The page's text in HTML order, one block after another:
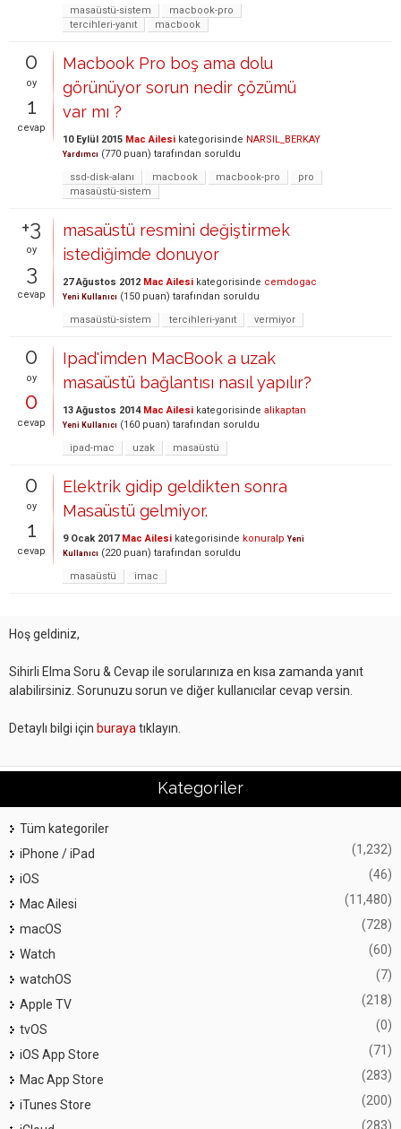
masaüstü-sistem
macbook-pro
tercihleri-yanıt
macbook
0
oy
1
cevap
Macbook Pro boş ama dolu
görünüyor sorun nedir çözümü
var mı ?
10 Eylül 2015 Mac Ailesi kategorisinde NARSIL_BERKAY
Yardımcı (770 puan) tarafından soruldu
ssd-disk-alanı
macbook macbook-pro
pro
masaüstü-sistem
+3
oy
3
cevap
masaüstü resmini değiştirmek
istediğimde donuyor
27 Ağustos 2012 Mac Ailesi kategorisinde cemdogac
Yeni Kullanıcı (150 puan) tarafından soruldu
masaüstü-sistem
tercihleri-yanıt vermiyor
0
oy
0
cevap
Ipad'imden MacBook a uzak
masaüstü bağlantısı nasıl yapılır?
13 Ağustos 2014 Mac Ailesi kategorisinde alikaptan
Yeni Kullanıcı (160 puan) tarafından soruldu
ipad-mac
uzak masaüstü
0
oy
1
cevap
Elektrik gidip geldikten sonra
Masaüstü gelmiyor.
9 Ocak 2017 Mac Ailesi kategorisinde konuralp Yeni
Kullanıcı (220 puan) tarafından soruldu
masaüstü
imac
Hoş geldiniz,
Sihirli Elma Soru & Cevap ile sorularınıza en kısa zamanda yanıt
alabilirsiniz. Sorunuzu sorun ve diğer kullanıcılar cevap versin.
Detaylı bilgi için buraya tıklayın.
Kategoriler
Tüm kategoriler
iPhone / iPad
(1,232)
iOS (46)
Mac Ailesi (11,480)
macOS (728)
Watch (60)
watchOS (7)
Apple TV (218)
tvOS (0)
iOS App Store (71)
Mac App Store (283)
iTunes Store (200)
(283)